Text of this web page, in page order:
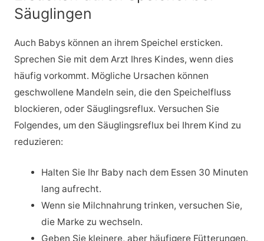
Säuglingen
Auch Babys können an ihrem Speichel ersticken.
Sprechen Sie mit dem Arzt Ihres Kindes, wenn dies
häufig vorkommt. Mögliche Ursachen können
geschwollene Mandeln sein, die den Speichelfluss
blockieren, oder Säuglingsreflux. Versuchen Sie
Folgendes, um den Säuglingsreflux bei Ihrem Kind zu
reduzieren:
Halten Sie Ihr Baby nach dem Essen 30 Minuten
lang aufrecht.
Wenn sie Milchnahrung trinken, versuchen Sie,
die Marke zu wechseln.
Geben Sie kleinere, aber häufigere Fütterungen.